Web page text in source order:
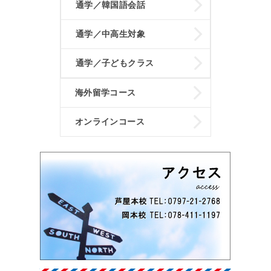
通学／韓国語会話
通学／中高生対象
通学／子どもクラス
海外留学コース
オンラインコース